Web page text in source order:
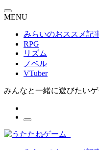
MENU
みらいのおススメ記
RPG
リズム
ノベル
VTuber
みんなと一緒に遊びたいゲ